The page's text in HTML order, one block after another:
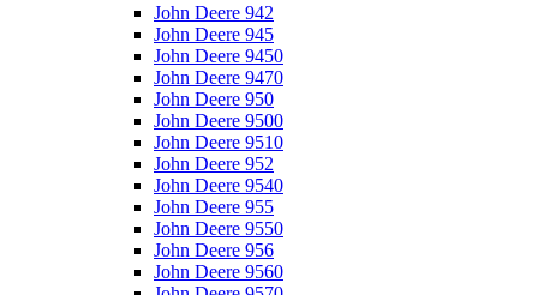
John Deere 942
John Deere 945
John Deere 9450
John Deere 9470
John Deere 950
John Deere 9500
John Deere 9510
John Deere 952
John Deere 9540
John Deere 955
John Deere 9550
John Deere 956
John Deere 9560